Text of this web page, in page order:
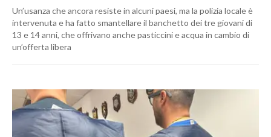
Un’usanza che ancora resiste in alcuni paesi, ma la polizia locale è
intervenuta e ha fatto smantellare il banchetto dei tre giovani di
13 e 14 anni, che offrivano anche pasticcini e acqua in cambio di
un’offerta libera